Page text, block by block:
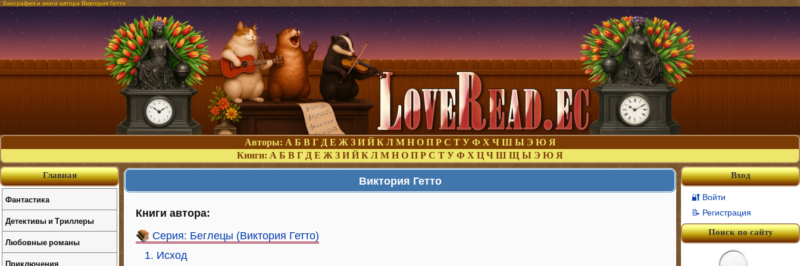
Биография и книги автора Виктория Гетто
Авторы: А Б В Г Д Е Ж З И Й К Л М Н О П Р С Т У Ф Х Ч Ш Ы Э Ю Я
Книги: А Б В Г Д Е Ж З И Й К Л М Н О П Р С Т У Ф Х Ц Ч Ш Щ Ы Э Ю Я
Виктория Гетто
Книги автора:
Серия: Беглецы (Виктория Гетто)
1. Исход
Вход
🔐 Войти
📝 Регистрация
Поиск по сайту
Главная
Фантастика
Детективы и Триллеры
Любовные романы
Приключения